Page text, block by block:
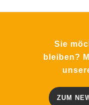
Sie
bleiben?
ZUM